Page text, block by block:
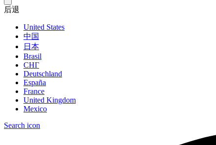
后退
United States
中国
日本
Brasil
СНГ
Deutschland
España
France
United Kingdom
Mexico
Search icon